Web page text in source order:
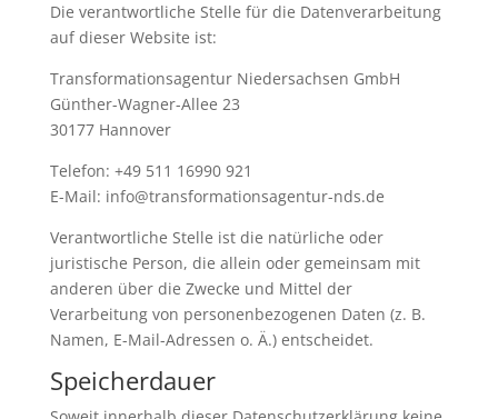
Die verantwortliche Stelle für die Datenverarbeitung
auf dieser Website ist:
Transformationsagentur Niedersachsen GmbH
Günther-Wagner-Allee 23
30177 Hannover
Telefon: +49 511 16990 921
E-Mail: info@transformationsagentur-nds.de
Verantwortliche Stelle ist die natürliche oder
juristische Person, die allein oder gemeinsam mit
anderen über die Zwecke und Mittel der
Verarbeitung von personenbezogenen Daten (z. B.
Namen, E-Mail-Adressen o. Ä.) entscheidet.
Speicherdauer